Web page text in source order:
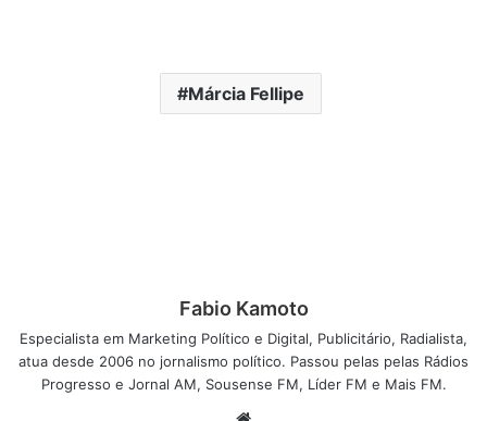
Márcia Fellipe
Fabio Kamoto
Especialista em Marketing Político e Digital, Publicitário, Radialista,
atua desde 2006 no jornalismo político. Passou pelas pelas Rádios
Progresso e Jornal AM, Sousense FM, Líder FM e Mais FM.